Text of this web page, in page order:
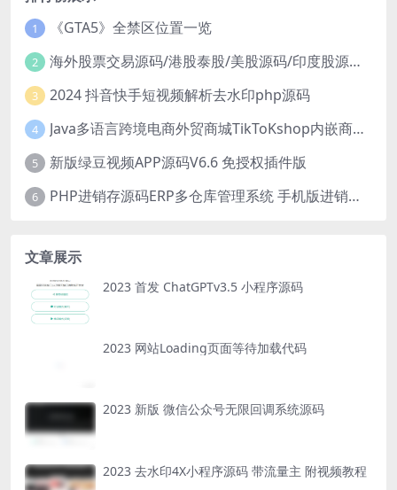
1 《GTA5》全禁区位置一览
2 海外股票交易源码/港股泰股/美股源码/印度股源码/马拉西亚股票源码/国际股票配资
3 2024 抖音快手短视频解析去水印php源码
4 Java多语言跨境电商外贸商城TikToKshop内嵌商城I商家入驻I一键铺
5 新版绿豆视频APP源码V6.6 免授权插件版
6 PHP进销存源码ERP多仓库管理系统 手机版进销存 php网络版进销存小程序
文章展示
2023 首发 ChatGPTv3.5 小程序源码
2023 网站Loading页面等待加载代码
2023 新版 微信公众号无限回调系统源码
2023 去水印4X小程序源码 带流量主 附视频教程